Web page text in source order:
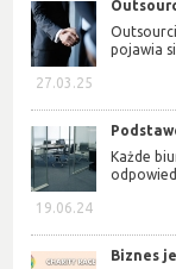
27.03.25
pojawia
19.06.24
Każde
Biznes